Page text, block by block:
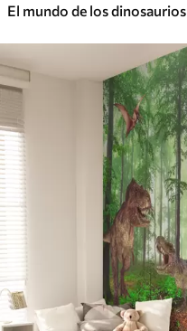
El mundo de los dinosaurios